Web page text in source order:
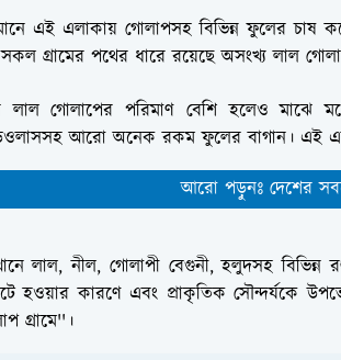
এই এলাকায় গোলাপসহ বিভিন্ন ফুলের চাষ
গ্রামের পথের ধারে রয়েছে অসংখ্য লাল
লাল গোলাপের পরিমাণ বেশি হলেও মাঝে
আরো অনেক রকম ফুলের বাগান। এই
আরো পড়ুনঃ দেশের
লাল, নীল, গোলাপী বেগুনী, হলুদসহ
হওয়ার কারণে এবং প্রাকৃতিক সৌন্দর্যকে
গ্রামে''।